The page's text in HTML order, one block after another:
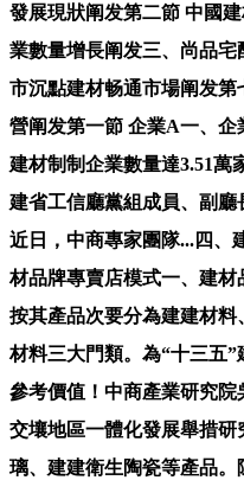
發展現狀阐发第二節 中國
業數量增長阐发三、尚品
市沉點建材畅通市場阐发
營阐发第一節 企業A一、
建材制制企業數量達3.51萬
建省工信廳黨組成員、副廳
近日，中商專家團隊...四、
材品牌專賣店模式一、建
按其產品次要分為建建材
材料三大門類。為“十三五
參考價值！中商產業研究
交壤地區一體化發展舉措
璃、建建衛生陶瓷等產品。